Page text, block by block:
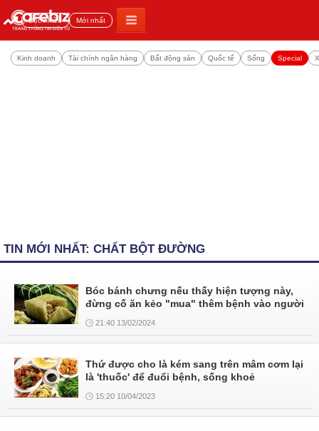
Đọc nhiều Mới nhất
Kinh doanh Tài chính ngân hàng Bất động sản Quốc tế Sống Special
TIN MỚI NHẤT: CHẤT BỘT ĐƯỜNG
Bóc bánh chưng nếu thấy hiện tượng này,
đừng cố ăn kẻo "mua" thêm bệnh vào người
21:40 13/02/2024
Thứ được cho là kém sang trên mâm cơm lại
là 'thuốc' để đuổi bệnh, sống khoẻ
15:20 10/04/2023